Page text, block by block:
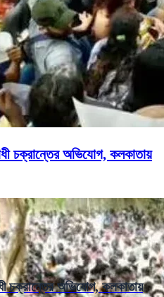
চক্রান্তের অভিযোগ, কলকাতায়
চক্রান্তের অভিযোগ, কলকাতায়